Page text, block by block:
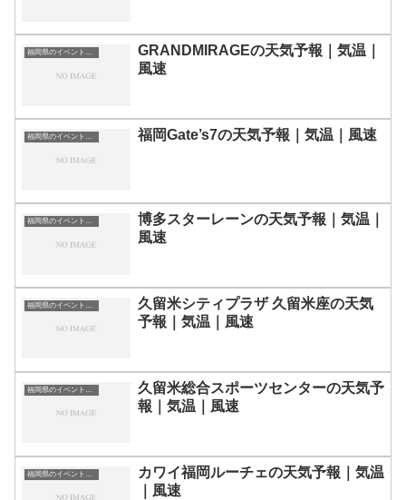
福岡県のイベント会場一覧
GRANDMIRAGEの天気予報｜気温｜
風速
福岡県のイベント会場一覧 福岡Gate’s7の天気予報｜気温｜風速
福岡県のイベント会場一覧
博多スターレーンの天気予報｜気温｜
風速
福岡県のイベント会場一覧
久留米シティプラザ 久留米座の天気
予報｜気温｜風速
久留米総合スポーツセンターの天気予
報｜気温｜風速
カワイ福岡ルーチェの天気予報｜気温
｜風速